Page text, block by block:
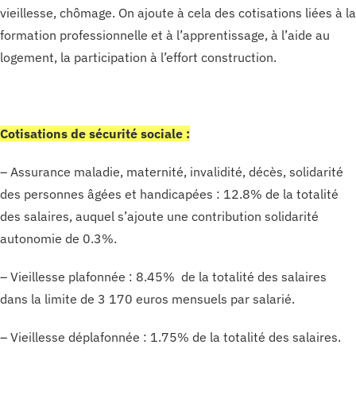
vieillesse, chômage. On ajoute à cela des cotisations liées à la
formation professionnelle et à l’apprentissage, à l’aide au
logement, la participation à l’effort construction.
Cotisations de sécurité sociale :
– Assurance maladie, maternité, invalidité, décès, solidarité
des personnes âgées et handicapées : 12.8% de la totalité
des salaires, auquel s’ajoute une contribution solidarité
autonomie de 0.3%.
– Vieillesse plafonnée : 8.45% de la totalité des salaires
dans la limite de 3 170 euros mensuels par salarié.
– Vieillesse déplafonnée : 1.75% de la totalité des salaires.